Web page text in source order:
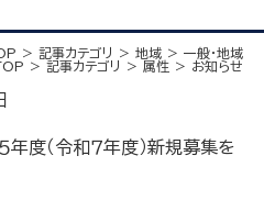
記事カテゴリ 地域
一般・地域
記事カテゴリ 属性 お知らせ
年度（令和７年度）新規募集を